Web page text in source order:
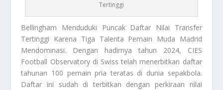
Tertinggi
Bellingham Menduduki Puncak Daftar Nilai Transfer
Tertinggi Karena Tiga Talenta Pemain Muda Madrid
Mendominasi. Dengan hadirnya tahun 2024, CIES
Football Observatory di Swiss telah menerbitkan daftar
tahunan 100 pemain pria teratas di dunia sepakbola.
Daftar ini sudah di terbitkan dengan perkiraan nilai